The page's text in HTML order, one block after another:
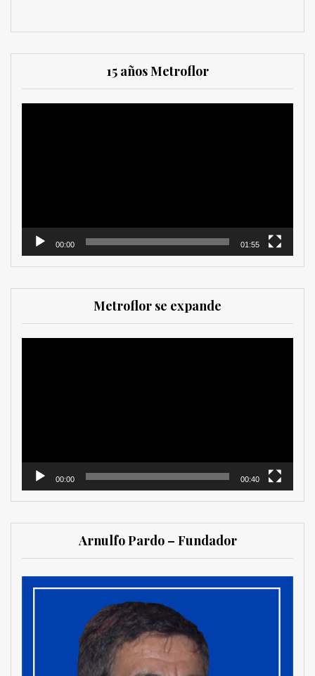
15 años Metroflor
00:00 01:55
Metroflor se expande
00:00 00:40
Arnulfo Pardo – Fundador